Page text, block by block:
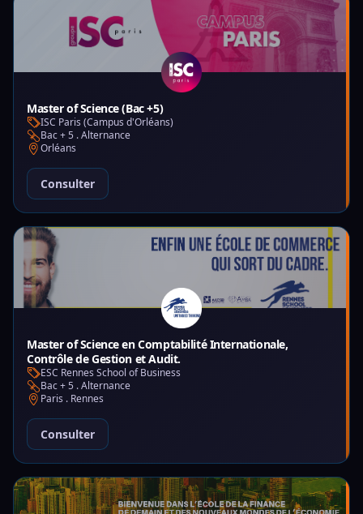
Master of Science (Bac +5)
ISC Paris (Campus d'Orléans)
Bac + 5 . Alternance
Orléans
Consulter
Master of Science en Comptabilité Internationale,
Contrôle de Gestion et Audit.
ESC Rennes School of Business
Bac + 5 . Alternance
Paris . Rennes
Consulter